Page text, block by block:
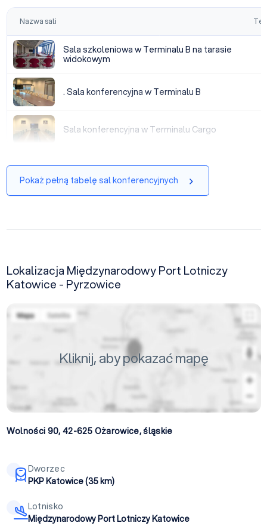
Nazwa sali
Sala szkoleniowa w Terminalu B na tarasie widokowym
Sala szkoleniowa w Terminalu B na tarasie
widokowym
. Sala konferencyjna w Terminalu B
. Sala konferencyjna w Terminalu B
Sala konferencyjna w Terminalu Cargo
Sala konferencyjna w Terminalu Cargo
Pokaż pełną tabelę sal konferencyjnych
Lokalizacja Międzynarodowy Port Lotniczy
Katowice - Pyrzowice
Kliknij, aby pokazać mapę
Wolności 90, 42-625 Ożarowice,śląskie
Dworzec
PKP Katowice (35 km)
Lotnisko
Międzynarodowy Port Lotniczy Katowice